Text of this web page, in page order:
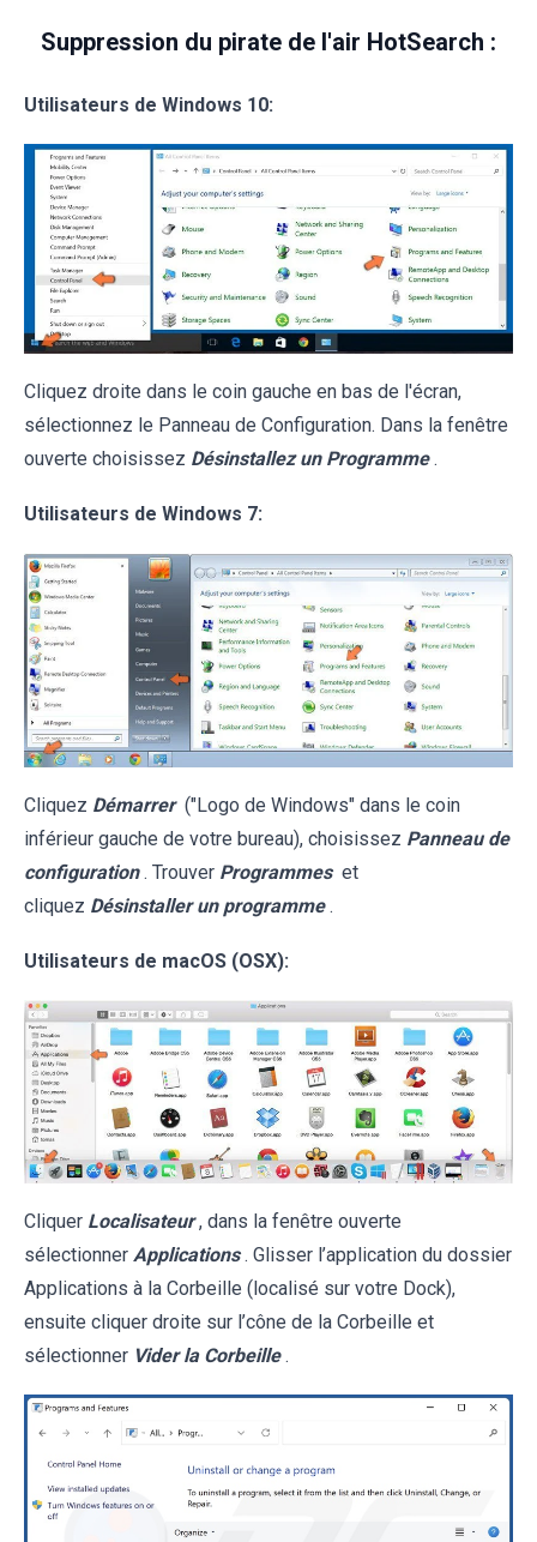
Suppression du pirate de l'air HotSearch :
Utilisateurs de Windows 10:
Cliquez droite dans le coin gauche en bas de l'écran,
sélectionnez le Panneau de Configuration. Dans la fenêtre
ouverte choisissez Désinstallez un Programme .
Utilisateurs de Windows 7:
Cliquez Démarrer ("Logo de Windows" dans le coin
inférieur gauche de votre bureau), choisissez Panneau de
configuration . Trouver Programmes et
cliquez Désinstaller un programme .
Utilisateurs de macOS (OSX):
Cliquer Localisateur , dans la fenêtre ouverte
sélectionner Applications . Glisser l’application du dossier
Applications à la Corbeille (localisé sur votre Dock),
ensuite cliquer droite sur l’cône de la Corbeille et
sélectionner Vider la Corbeille .